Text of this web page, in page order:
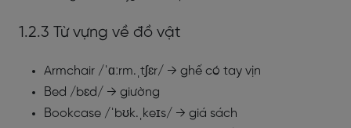
1.2.3 Từ vựng về đồ vật
Armchair /ˈɑːrm.ˌtʃɛr/ → ghế có tay vịn
Bed /bɛd/ → giường
Bookcase /ˈbʊk.ˌkeɪs/ → giá sách